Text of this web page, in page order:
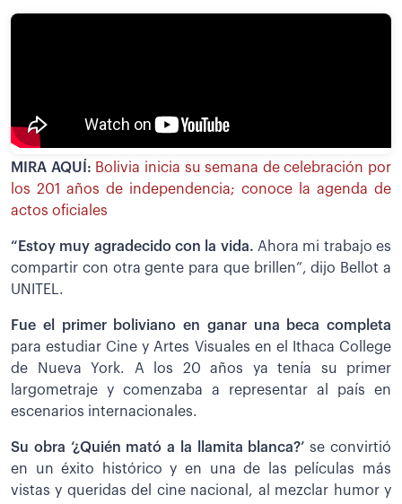
MIRA AQUÍ: Bolivia inicia su semana de celebración por
los 201 años de independencia; conoce la agenda de
actos oficiales
“Estoy muy agradecido con la vida. Ahora mi trabajo es
compartir con otra gente para que brillen”, dijo Bellot a
UNITEL.
Fue el primer boliviano en ganar una beca completa
para estudiar Cine y Artes Visuales en el Ithaca College
de Nueva York. A los 20 años ya tenía su primer
largometraje y comenzaba a representar al país en
escenarios internacionales.
Su obra ‘¿Quién mató a la llamita blanca?’se convirtió
en un éxito histórico y en una de las películas más
vistas y queridas del cine nacional, al mezclar humor y